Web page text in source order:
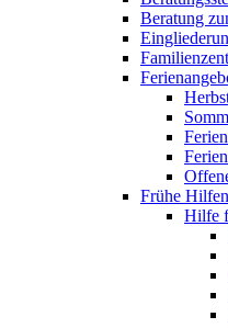
Beratung
Frühe
Hilfe